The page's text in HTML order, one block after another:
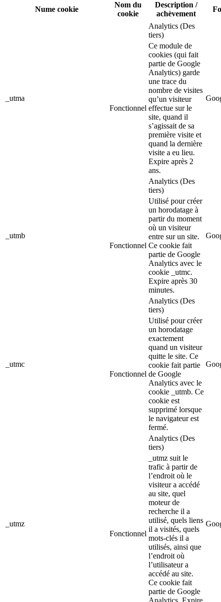
Nume cookie
Nom du
cookie
Description /
achèvement
_utma
Analytics (Des
tiers)
Fonctionnel
Ce module de
cookies (qui fait
partie de Google
Analytics) garde
une trace du
nombre de visites
qu’un visiteur
effectue sur le
site, quand il
s’agissait de sa
première visite et
quand la dernière
visite a eu lieu.
Expire après 2
ans.
_utmb
Analytics (Des
tiers)
Fonctionnel
Utilisé pour créer
un horodatage à
partir du moment
où un visiteur
entre sur un site.
Ce cookie fait
partie de Google
Analytics avec le
cookie _utmc.
Expire après 30
minutes.
_utmc
Analytics (Des
tiers)
Fonctionnel
Utilisé pour créer
un horodatage
exactement
quand un visiteur
quitte le site. Ce
cookie fait partie
de Google
Analytics avec le
cookie _utmb. Ce
cookie est
supprimé lorsque
le navigateur est
fermé.
_utmz
Analytics (Des
tiers)
Fonctionnel
_utmz suit le
trafic à partir de
l’endroit où le
visiteur a accédé
au site, quel
moteur de
recherche il a
utilisé, quels liens
il a visités, quels
mots-clés il a
utilisés, ainsi que
l’endroit où
l’utilisateur a
accédé au site.
Ce cookie fait
partie de Google